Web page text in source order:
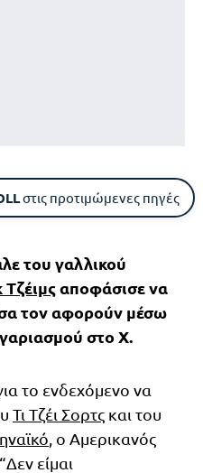
στις προτιμώμενες πηγές
του γαλλικού
αποφάσισε να
τον αφορούν μέσω
στο Χ.
το ενδεχόμενο να
Τι Τζέι Σορτς και του
, ο Αμερικανός
είμαι